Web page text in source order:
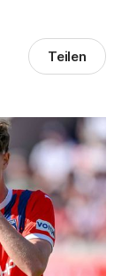
Teilen